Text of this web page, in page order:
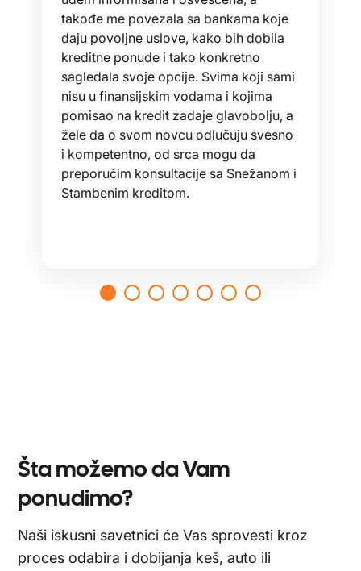
takođe me povezala sa bankama koje
daju povoljne uslove, kako bih dobila
kreditne ponude i tako konkretno
sagledala svoje opcije. Svima koji sami
nisu u finansijskim vodama i kojima
pomisao na kredit zadaje glavobolju, a
žele da o svom novcu odlučuju svesno
i kompetentno, od srca mogu da
preporučim konsultacije sa Snežanom i
Stambenim kreditom.
Šta možemo da Vam
ponudimo?
Naši iskusni savetnici će Vas sprovesti kroz
proces odabira i dobijanja keš, auto ili